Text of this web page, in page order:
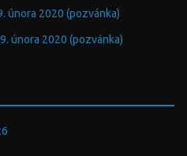
února 2020 (pozvánka)
února 2020 (pozvánka)